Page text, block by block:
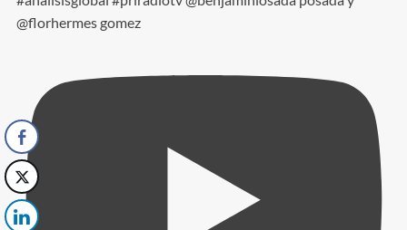
@florhermes gomez